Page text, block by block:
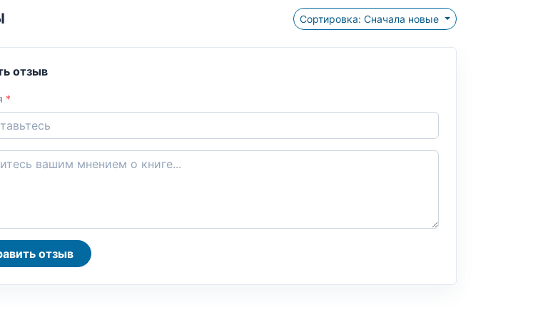
Сортировка: Сначала новые
отзыв
*
Отправить отзыв